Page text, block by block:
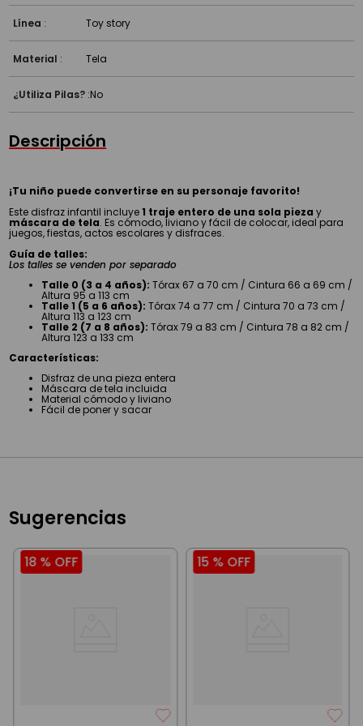
Línea : Toy story
Material : Tela
¿Utiliza Pilas? :No
Descripción
¡Tu niño puede convertirse en su personaje favorito!
Este disfraz infantil incluye1 traje entero de una sola pieza y
máscara de tela. Es cómodo, liviano y fácil de colocar, ideal para
juegos, fiestas, actos escolares y disfraces.
Guía de talles:
Los talles se venden por separado
Talle 0 (3 a 4 años): Tórax 67 a 70 cm / Cintura 66 a 69 cm /
Altura 95 a 113 cm
Talle 1 (5 a 6 años): Tórax 74 a 77 cm / Cintura 70 a 73 cm /
Altura 113 a 123 cm
Talle 2 (7 a 8 años): Tórax 79 a 83 cm / Cintura 78 a 82 cm /
Altura 123 a 133 cm
Características:
Disfraz de una pieza entera
Máscara de tela incluida
Material cómodo y liviano
Fácil de poner y sacar
Sugerencias
18 % OFF 15 % OFF